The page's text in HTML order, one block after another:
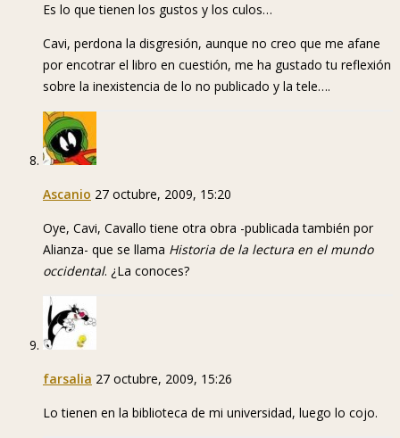
Es lo que tienen los gustos y los culos…
Cavi, perdona la disgresión, aunque no creo que me afane
por encotrar el libro en cuestión, me ha gustado tu reflexión
sobre la inexistencia de lo no publicado y la tele….
Ascanio 27 octubre, 2009, 15:20
Oye, Cavi, Cavallo tiene otra obra -publicada también por
Alianza- que se llama Historia de la lectura en el mundo
occidental. ¿La conoces?
farsalia 27 octubre, 2009, 15:26
Lo tienen en la biblioteca de mi universidad, luego lo cojo.